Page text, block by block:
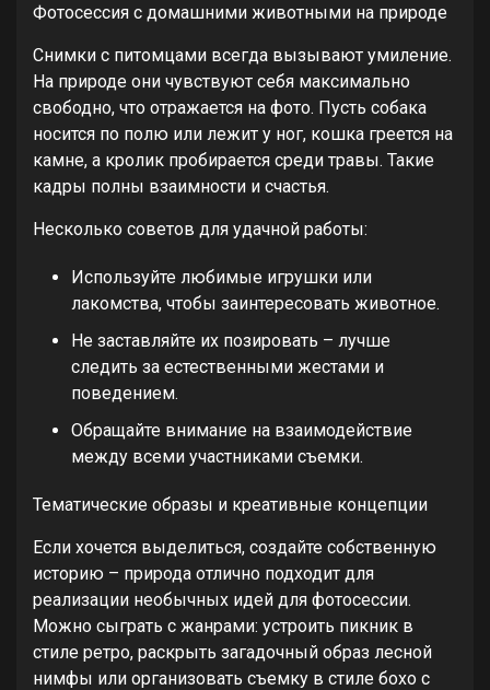
Фотосессия с домашними животными на природе
Снимки с питомцами всегда вызывают умиление.
На природе они чувствуют себя максимально
свободно, что отражается на фото. Пусть собака
носится по полю или лежит у ног, кошка греется на
камне, а кролик пробирается среди травы. Такие
кадры полны взаимности и счастья.
Несколько советов для удачной работы:
Используйте любимые игрушки или
лакомства, чтобы заинтересовать животное.
Не заставляйте их позировать – лучше
следить за естественными жестами и
поведением.
Обращайте внимание на взаимодействие
между всеми участниками съемки.
Тематические образы и креативные концепции
Если хочется выделиться, создайте собственную
историю – природа отлично подходит для
реализации необычных идей для фотосессии.
Можно сыграть с жанрами: устроить пикник в
стиле ретро, раскрыть загадочный образ лесной
нимфы или организовать съемку в стиле бохо с